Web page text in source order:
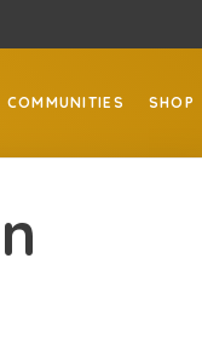
COMMUNITIES SHOP